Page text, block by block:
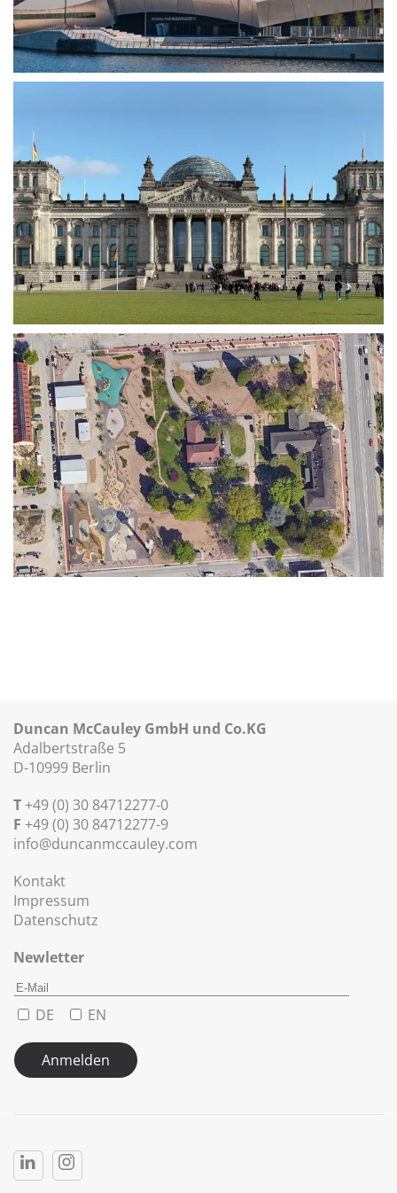
Duncan McCauley GmbH und Co.KG
Adalbertstraße 5
D-10999 Berlin
T +49 (0) 30 84712277-0
F +49 (0) 30 84712277-9
info@duncanmccauley.com
Kontakt
Impressum
Datenschutz
Newletter
DE EN
Anmelden